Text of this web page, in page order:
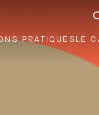
PRATIQUES LE